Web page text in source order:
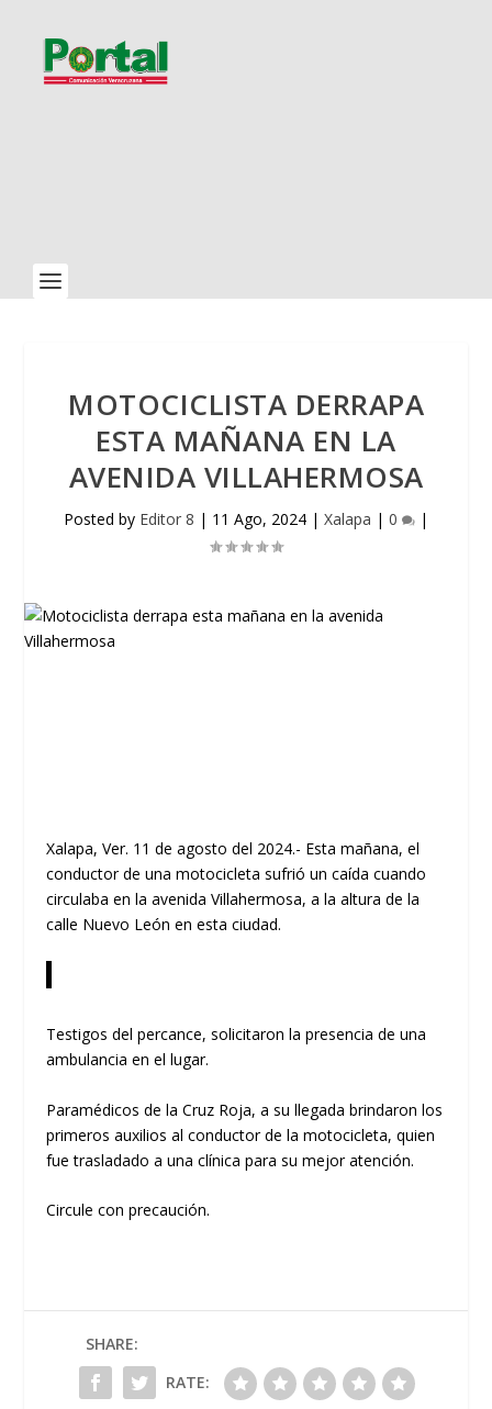
MOTOCICLISTA DERRAPA
ESTA MAÑANA EN LA
AVENIDA VILLAHERMOSA
Posted by Editor 8 | 11 Ago, 2024 | Xalapa | 0 |
Xalapa, Ver. 11 de agosto del 2024.- Esta mañana, el
conductor de una motocicleta sufrió un caída cuando
circulaba en la avenida Villahermosa, a la altura de la
calle Nuevo León en esta ciudad.
Testigos del percance, solicitaron la presencia de una
ambulancia en el lugar.
Paramédicos de la Cruz Roja, a su llegada brindaron los
primeros auxilios al conductor de la motocicleta, quien
fue trasladado a una clínica para su mejor atención.
Circule con precaución.
SHARE:
RATE: